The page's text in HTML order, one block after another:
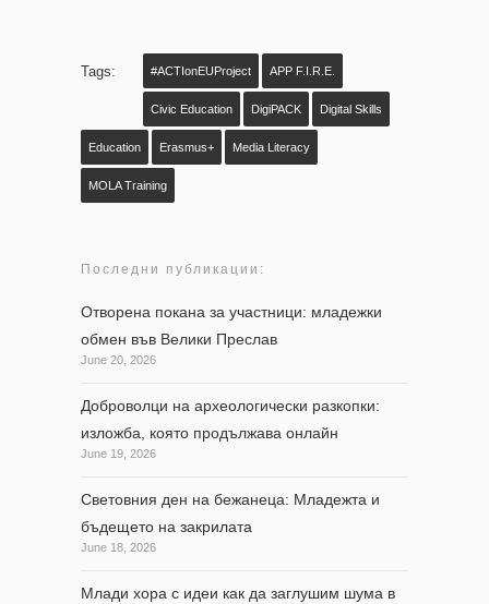
Tags: #ACTIonEUProject APP F.I.R.E.
Civic Education DigiPACK Digital Skills
Education Erasmus+ Media Literacy
MOLA Training
Последни публикации:
Отворена покана за участници: младежки
обмен във Велики Преслав
June 20, 2026
Доброволци на археологически разкопки:
изложба, която продължава онлайн
June 19, 2026
Световния ден на бежанеца: Младежта и
бъдещето на закрилата
June 18, 2026
Млади хора с идеи как да заглушим шума в